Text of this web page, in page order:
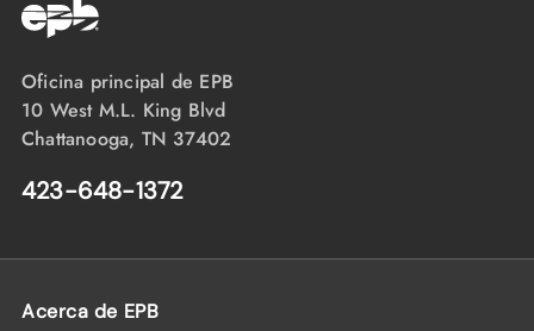
Oficina principal de EPB
10 West M.L. King Blvd
Chattanooga, TN 37402
423-648-1372
Acerca de EPB